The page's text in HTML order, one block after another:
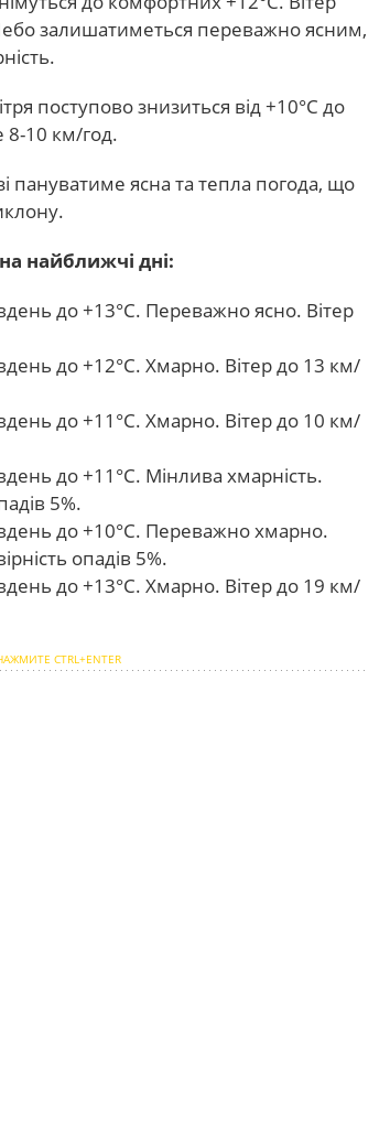
залишатиметься переважно ясним,
поступово знизиться від +10°С до
8-10 км/год.
пануватиме ясна та тепла погода, що
найближчі дні:
до +13°С. Переважно ясно. Вітер
до +12°С. Хмарно. Вітер до 13 км/
до +11°С. Хмарно. Вітер до 10 км/
до +11°С. Мінлива хмарність.
5%.
до +10°С. Переважно хмарно.
опадів 5%.
до +13°С. Хмарно. Вітер до 19 км/
CTRL+ENTER